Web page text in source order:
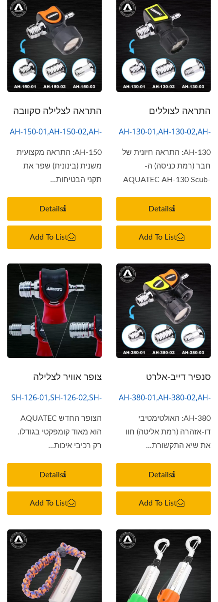
התראה לצוללים
AH-130-01,AH-130-02,AH-
AH-130: התראה חיונית של
חבר (רמת כניסה) ה-
AQUATEC AH-130 Scub-
Details
Add To List
התראה לצלילה סקוובה
AH-150-01,AH-150-02,AH-
AH-150: התראה מקצועית
משנית (בינונית) שפר את
תקני הבטיחות...
Details
Add To List
סנפיר דייב-אלרט
AH-380-01,AH-380-02,AH-
AH-380: האולטימטיבי
דו-אזהרה (רמת אליטה) חוו
את שיא התקשורת...
Details
Add To List
צופר אוויר לצלילה
SH-126-01,SH-126-02,SH-
הצופר החדש AQUATEC
הוא מאוד קומפקטי בגודלו.
רק רכיבי איכות...
Details
Add To List